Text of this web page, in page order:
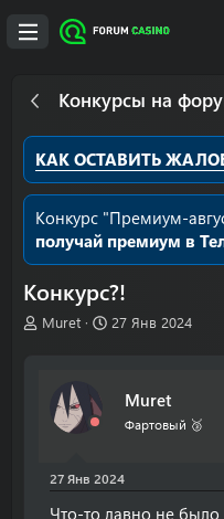
Конкурсы на
КАК ОСТАВИТЬ
Конкурс "Премиум-
получай премиум в
Конкурс?!
А
ы
Muret
Д
л
27 Янв 2024
Muret
Фартовый 🥉
27 Янв 2024
Что-то давно не было